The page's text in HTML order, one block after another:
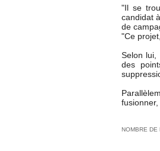
"Il se
candidat
de
"Ce
Selon lui,
des
NOMBRE DE